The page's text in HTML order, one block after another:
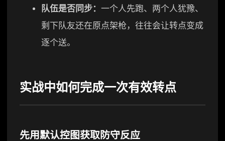
队伍是否同步： 一个人先跑、两个人犹豫、
剩下队友还在原点架枪，往往会让转点变成
逐个送。
实战中如何完成一次有效转点
先用默认控图获取防守反应